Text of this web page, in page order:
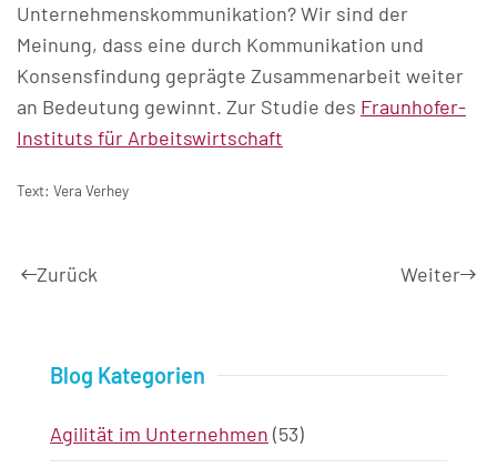
Unternehmenskommunikation? Wir sind der
Meinung, dass eine durch Kommunikation und
Konsensfindung geprägte Zusammenarbeit weiter
an Bedeutung gewinnt. Zur Studie des Fraunhofer-
Instituts für Arbeitswirtschaft
Text: Vera Verhey
Zurück Weiter
Blog Kategorien
Agilität im Unternehmen (53)